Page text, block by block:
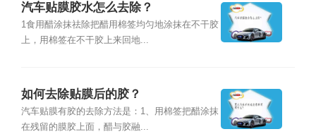
汽车贴膜胶水怎么去除？
1食用醋涂抹祛除把醋用棉签均匀地涂抹在不干胶
上，用棉签在不干胶上来回地...
如何去除贴膜后的胶？
汽车贴膜有胶的去除方法是：1、用棉签把醋涂抹
在残留的膜胶上面，醋与胶融...